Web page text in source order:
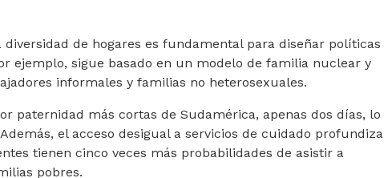
de hogares es fundamental para diseñar políticas
ejemplo, sigue basado en un modelo de familia nuclear y
informales y familias no heterosexuales.
paternidad más cortas de Sudamérica, apenas dos días, lo
el acceso desigual a servicios de cuidado profundiza
tienen cinco veces más probabilidades de asistir a
pobres.